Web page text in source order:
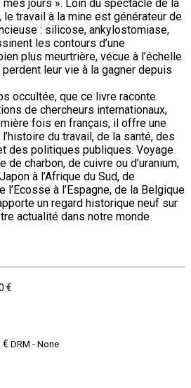
mes jours ». Loin du spectacle de la
travail à la mine est générateur de
: silicose, ankylostomiase,
les contours d’une
plus meurtrière, vécue à l’échelle
leur vie à la gagner depuis
occultée, que ce livre raconte.
de chercheurs internationaux,
fois en français, il offre une
du travail, de la santé, des
des politiques publiques. Voyage
de charbon, de cuivre ou d’uranium,
à l’Afrique du Sud, de
l’Ecosse à l’Espagne, de la Belgique
un regard historique neuf sur
actualité dans notre monde
€
€ DRM - None